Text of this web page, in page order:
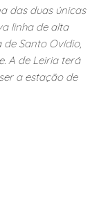
das duas únicas
linha de alta
Santo Ovídio,
A de Leiria terá
a estação de